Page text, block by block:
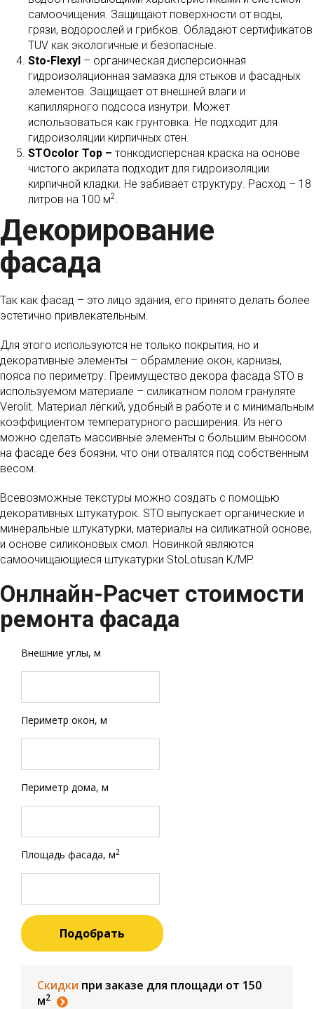
самоочищения. Защищают поверхности от воды,
грязи, водорослей и грибков. Обладают сертификатов
TUV как экологичные и безопасные.
Sto-Flexyl – органическая дисперсионная
гидроизоляционная замазка для стыков и фасадных
элементов. Защищает от внешней влаги и
капиллярного подсоса изнутри. Может
использоваться как грунтовка. Не подходит для
гидроизоляции кирпичных стен.
STOcolor Top – тонкодисперсная краска на основе
чистого акрилата подходит для гидроизоляции
кирпичной кладки. Не забивает структуру. Расход – 18
литров на 100 м2.
Декорирование
фасада
Так как фасад – это лицо здания, его принято делать более
эстетично привлекательным.
Для этого используются не только покрытия, но и
декоративные элементы – обрамление окон, карнизы,
пояса по периметру. Преимущество декора фасада STO в
используемом материале – силикатном полом грануляте
Verolit. Материал лёгкий, удобный в работе и с минимальным
коэффициентом температурного расширения. Из него
можно сделать массивные элементы с большим выносом
на фасаде без боязни, что они отвалятся под собственным
весом.
Всевозможные текстуры можно создать с помощью
декоративных штукатурок. STO выпускает органические и
минеральные штукатурки, материалы на силикатной основе,
и основе силиконовых смол. Новинкой являются
самоочищающиеся штукатурки StoLotusan K/MP.
Онлнайн-Расчет стоимости
ремонта фасада
Внешние углы, м
Периметр окон, м
Периметр дома, м
Площадь фасада, м2
Подобрать
Скидки при заказе для площади от 150
м2